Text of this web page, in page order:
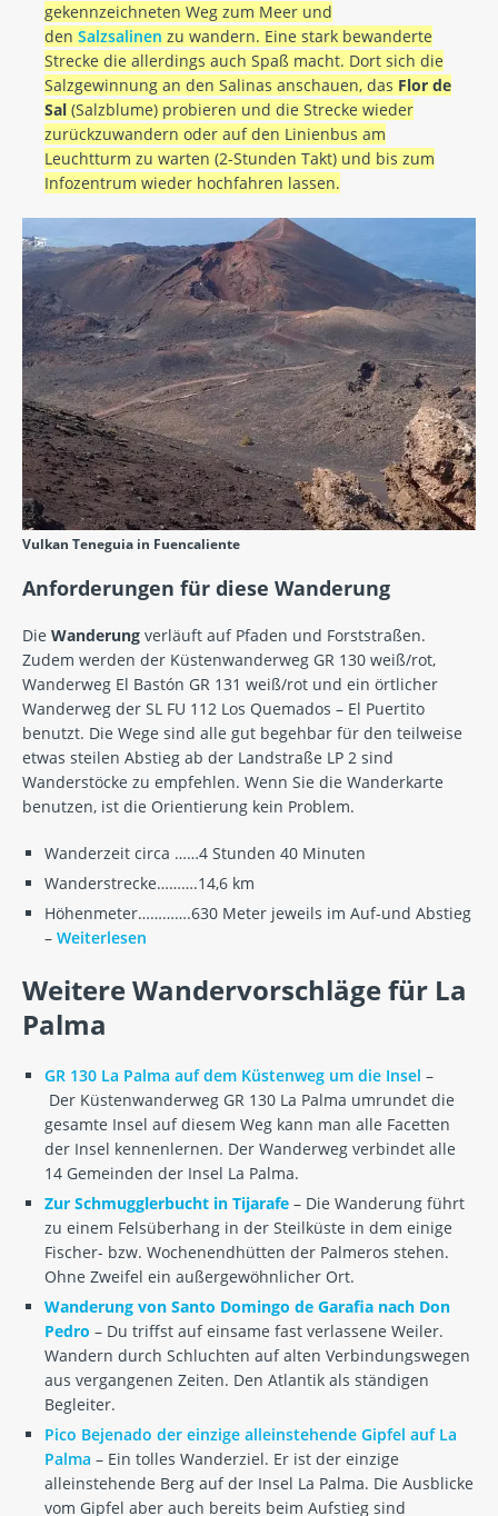
gekennzeichneten Weg zum Meer und
den Salzsalinen zu wandern. Eine stark bewanderte
Strecke die allerdings auch Spaß macht. Dort sich die
Salzgewinnung an den Salinas anschauen, das Flor de
Sal (Salzblume) probieren und die Strecke wieder
zurückzuwandern oder auf den Linienbus am
Leuchtturm zu warten (2-Stunden Takt) und bis zum
Infozentrum wieder hochfahren lassen.
Vulkan Teneguia in Fuencaliente
Anforderungen für diese Wanderung
Die Wanderung verläuft auf Pfaden und Forststraßen.
Zudem werden der Küstenwanderweg GR 130 weiß/rot,
Wanderweg El Bastón GR 131 weiß/rot und ein örtlicher
Wanderweg der SL FU 112 Los Quemados – El Puertito
benutzt. Die Wege sind alle gut begehbar für den teilweise
etwas steilen Abstieg ab der Landstraße LP 2 sind
Wanderstöcke zu empfehlen. Wenn Sie die Wanderkarte
benutzen, ist die Orientierung kein Problem.
Wanderzeit circa ……4 Stunden 40 Minuten
Wanderstrecke……….14,6 km
Höhenmeter………….630 Meter jeweils im Auf-und Abstieg
– Weiterlesen
Weitere Wandervorschläge für La
Palma
GR 130 La Palma auf dem Küstenweg um die Insel –
Der Küstenwanderweg GR 130 La Palma umrundet die
gesamte Insel auf diesem Weg kann man alle Facetten
der Insel kennenlernen. Der Wanderweg verbindet alle
14 Gemeinden der Insel La Palma.
Zur Schmugglerbucht in Tijarafe – Die Wanderung führt
zu einem Felsüberhang in der Steilküste in dem einige
Fischer- bzw. Wochenendhütten der Palmeros stehen.
Ohne Zweifel ein außergewöhnlicher Ort.
Wanderung von Santo Domingo de Garafia nach Don
Pedro – Du triffst auf einsame fast verlassene Weiler.
Wandern durch Schluchten auf alten Verbindungswegen
aus vergangenen Zeiten. Den Atlantik als ständigen
Begleiter.
Pico Bejenado der einzige alleinstehende Gipfel auf La
Palma – Ein tolles Wanderziel. Er ist der einzige
alleinstehende Berg auf der Insel La Palma. Die Ausblicke
vom Gipfel aber auch bereits beim Aufstieg sind